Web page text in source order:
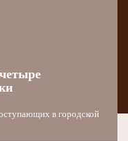
в городской